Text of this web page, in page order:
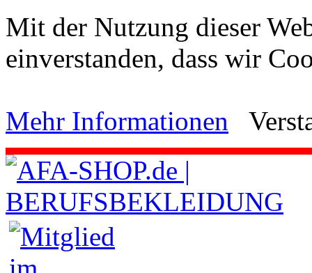
Mit der Nutzung dieser
einverstanden, dass wir
Mehr Informationen
.